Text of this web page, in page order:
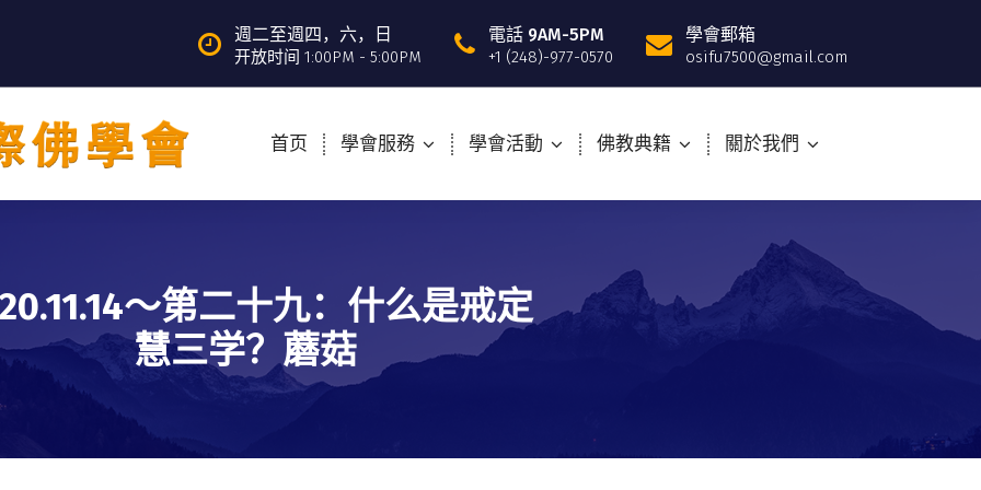
週二至週四，六，日
开放时间 1:00PM - 5:00PM
電話 9AM-5PM
+1 (248)-977-0570
學會郵箱
osifu7500@gmail.com
首页 學會服務 學會活動 佛教典籍 關於我們
～第二十九：什么是戒定
慧三学？蘑菇